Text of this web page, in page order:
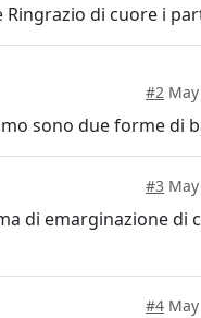
Ringrazio di cuore i
#2
sono due forme di
#3
di emarginazione di
#4